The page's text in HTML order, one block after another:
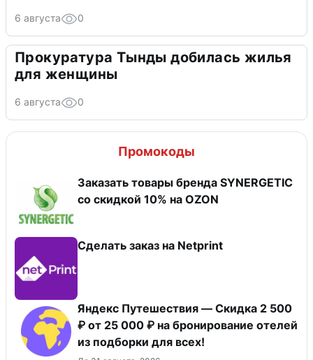
6 августа 0
Прокуратура Тынды добилась жилья
для женщины
6 августа 0
Промокоды
Заказать товары бренда SYNERGETIC
со скидкой 10% на OZON
Сделать заказ на Netprint
Яндекс Путешествия — Скидка 2 500
₽ от 25 000 ₽ на бронирование отелей
из подборки для всех!